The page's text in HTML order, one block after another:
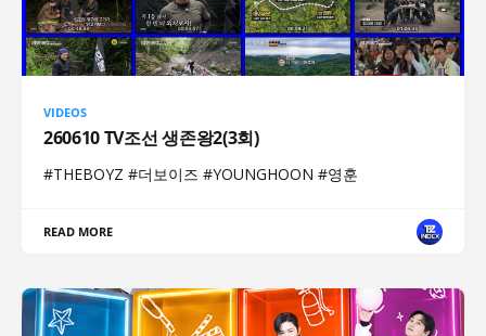
VIDEOS
260610 TV조선 생존왕2(3회)
#THEBOYZ #더보이즈 #YOUNGHOON #영훈
READ MORE